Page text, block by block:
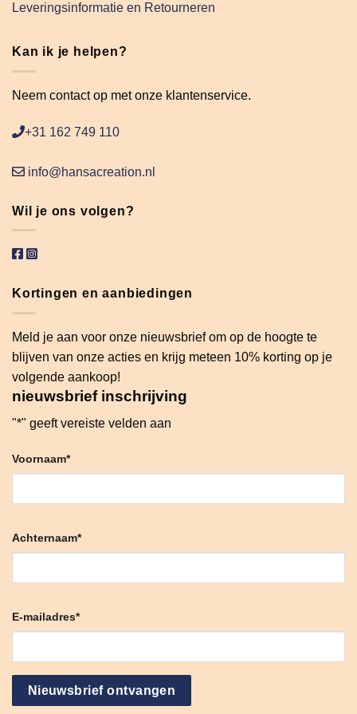
Leveringsinformatie en Retourneren
Kan ik je helpen?
Neem contact op met onze klantenservice.
+31 162 749 110
info@hansacreation.nl
Wil je ons volgen?
Kortingen en aanbiedingen
Meld je aan voor onze nieuwsbrief om op de hoogte te
blijven van onze acties en krijg meteen 10% korting op je
volgende aankoop!
nieuwsbrief inschrijving
"*" geeft vereiste velden aan
Voornaam*
Achternaam*
E-mailadres*
Nieuwsbrief ontvangen